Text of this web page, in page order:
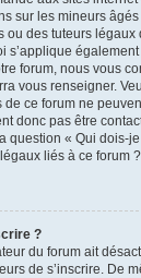
sur les mineurs
ou des tuteurs
s’applique
forum, nous vous
vous renseigner.
ce forum ne
donc pas être
question « Qui dois-
liés à ce forum
?
du forum ait
de s’inscrire. De